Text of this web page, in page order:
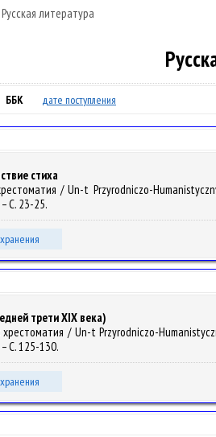
Русская литература
ББК дате поступления
стиха
/ Un-t Przyrodniczo-
С. 23-25.
трети XIX века)
/ Un-t Przyrodniczo-
С. 125-130.